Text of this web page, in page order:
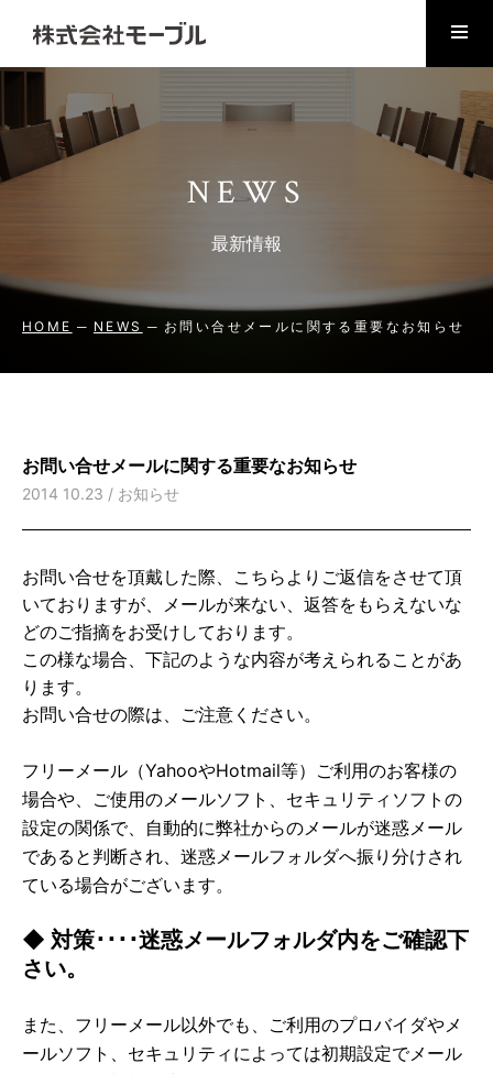
NEWS
最新情報
HOME NEWS お問い合せメールに関する重要なお知らせ
お問い合せメールに関する重要なお知らせ
2014 10.23 / お知らせ
お問い合せを頂戴した際、こちらよりご返信をさせて頂
いておりますが、メールが来ない、返答をもらえないな
どのご指摘をお受けしております。
この様な場合、下記のような内容が考えられることがあ
ります。
お問い合せの際は、ご注意ください。
フリーメール（YahooやHotmail等）ご利用のお客様の
場合や、ご使用のメールソフト、 セキュリティソフトの
設定の関係で、自動的に弊社からのメールが迷惑メール
であると判断され、 迷惑メールフォルダへ振り分けされ
ている場合がございます。
◆ 対策････迷惑メールフォルダ内をご確認下
さい。
また、フリーメール以外でも、ご利用のプロバイダやメ
ールソフト、セキュリティによっては初期設定でメール